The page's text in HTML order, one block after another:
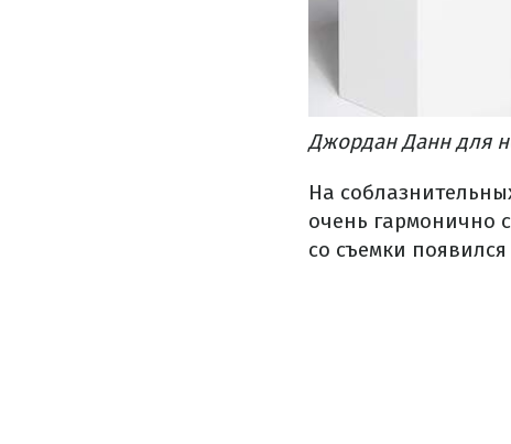
Джордан Данн для
На
очень гармонично
со съемки